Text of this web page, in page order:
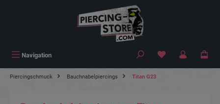
Navigation
Piercingschmuck Bauchnabelpiercings Titan G23